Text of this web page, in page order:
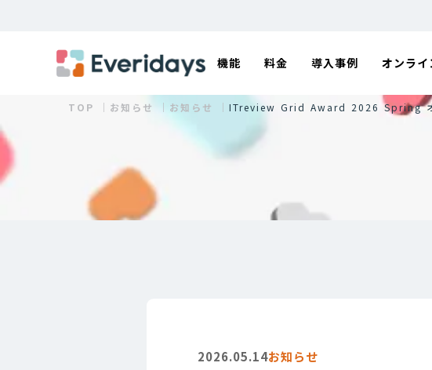
機能 料金 導入事例 オンライ
TOP ｜ お知らせ ｜ お知らせ ｜ ITreview Grid Award 2026 Spring オ
2026.05.14お知らせ